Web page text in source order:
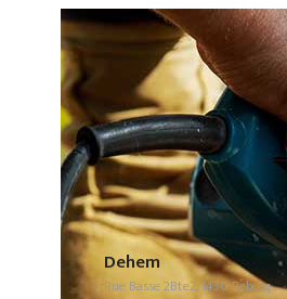
Dehem
Rue Basse 2Bte2, 1430 Rebecq